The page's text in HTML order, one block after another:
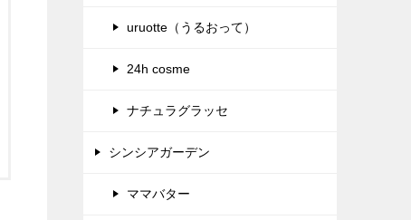
uruotte（うるおって）
24h cosme
ナチュラグラッセ
シンシアガーデン
ママバター